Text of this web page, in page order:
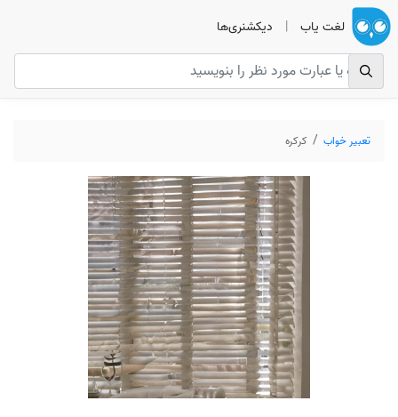
لغت یاب | دیکشنری‌ها
تعبیر خواب کرکره